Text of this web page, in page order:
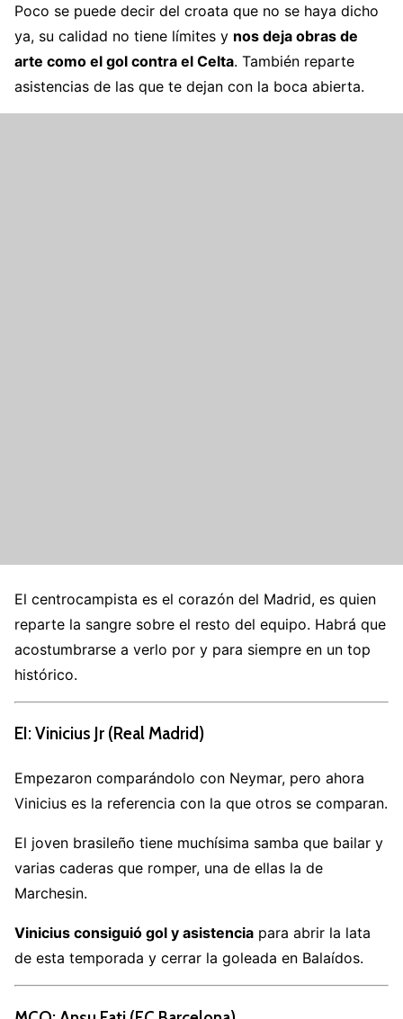
Poco se puede decir del croata que no se haya dicho
ya, su calidad no tiene límites y nos deja obras de
arte como el gol contra el Celta. También reparte
asistencias de las que te dejan con la boca abierta.
El centrocampista es el corazón del Madrid, es quien
reparte la sangre sobre el resto del equipo. Habrá que
acostumbrarse a verlo por y para siempre en un top
histórico.
EI: Vinicius Jr (Real Madrid)
Empezaron comparándolo con Neymar, pero ahora
Vinicius es la referencia con la que otros se comparan.
El joven brasileño tiene muchísima samba que bailar y
varias caderas que romper, una de ellas la de
Marchesin.
Vinicius consiguió gol y asistencia para abrir la lata
de esta temporada y cerrar la goleada en Balaídos.